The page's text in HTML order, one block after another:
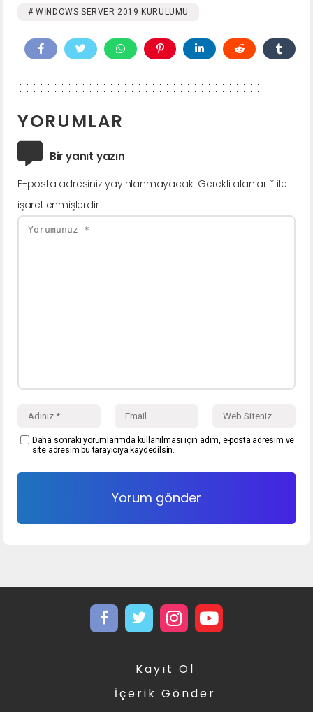
# WINDOWS SERVER 2019 KURULUMU
YORUMLAR
Bir yanıt yazın
E-posta adresiniz yayınlanmayacak. Gerekli alanlar * ile
işaretlenmişlerdir
Daha sonraki yorumlarımda kullanılması için adım, e-posta adresim ve
site adresim bu tarayıcıya kaydedilsin.
Kayıt Ol
İçerik Gönder